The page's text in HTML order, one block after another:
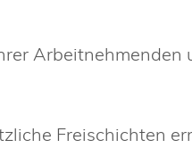
Arbeitnehmenden
Freischichten